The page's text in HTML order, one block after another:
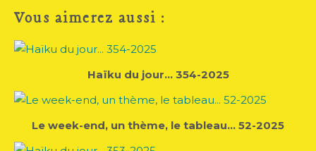
Vous aimerez aussi :
Haïku du jour... 354-2025
Le week-end, un thème, le tableau... 52-2025